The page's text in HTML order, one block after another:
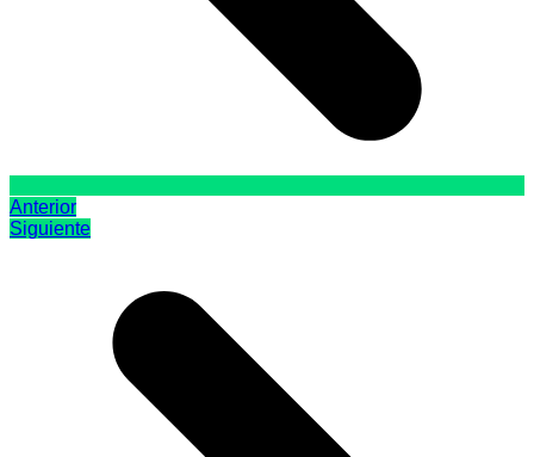
Anterior
Siguiente